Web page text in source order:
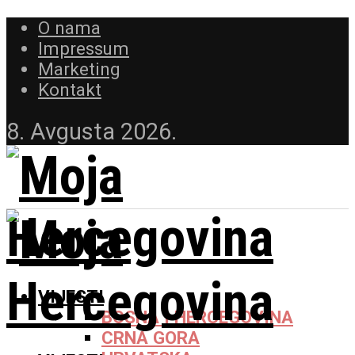
O nama
Impressum
Marketing
Kontakt
8. Avgusta 2026.
VIJESTI
BOSNA I HERCEGOVINA
CRNA GORA